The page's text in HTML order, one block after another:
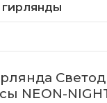
NEON-